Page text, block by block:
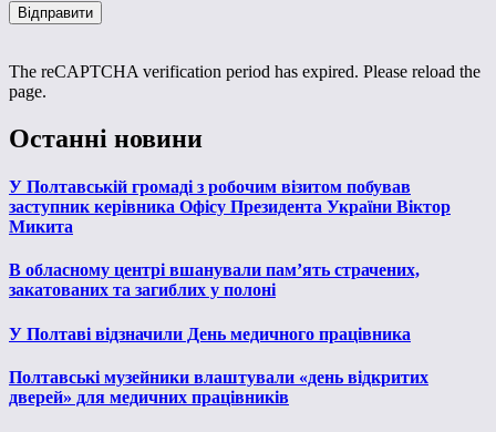
The reCAPTCHA verification period has expired. Please reload the
page.
Останні новини
У Полтавській громаді з робочим візитом побував
заступник керівника Офісу Президента України Віктор
Микита
В обласному центрі вшанували пам’ять страчених,
закатованих та загиблих у полоні
У Полтаві відзначили День медичного працівника
Полтавські музейники влаштували «день відкритих
дверей» для медичних працівників